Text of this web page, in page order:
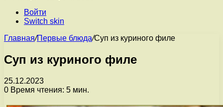
Войти
Switch skin
Главная/Первые блюда/Суп из куриного филе
Суп из куриного филе
25.12.2023
0 Время чтения: 5 мин.